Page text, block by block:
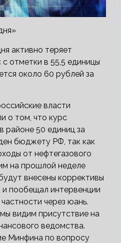
активно теряет
отметки в 55,5 единицы
около 60 рублей за
власти
о том, что курс
районе 50 единиц за
бюджету РФ, так как
от нефтегазового
на прошлой неделе
внесены коррективы
пообещал интервенции
через юань.
видим присутствие на
ведомства.
Минфина по вопросу